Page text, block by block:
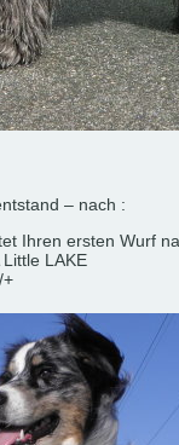
– nach :
Ihren ersten Wurf
LAKE
+